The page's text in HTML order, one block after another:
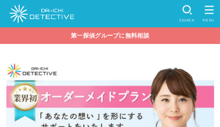
SEARCH MENU
第一探偵グループに無料相談